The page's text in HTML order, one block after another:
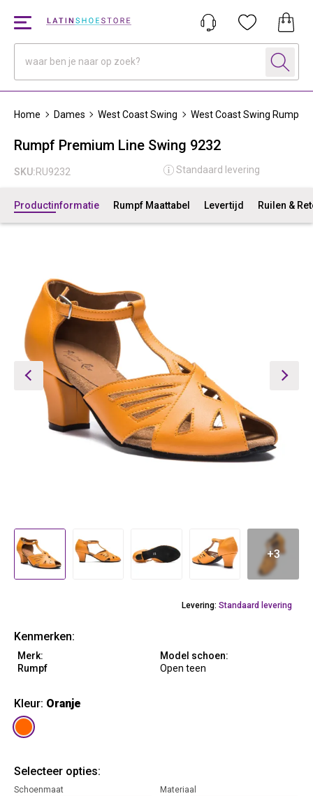
Home Dames West Coast Swing West Coast Swing Rumpf
Rumpf Premium Line Swing 9232
SKU:RU9232 Standaard levering
Productinformatie Rumpf Maattabel Levertijd Ruilen &
+3
Levering: Standaard levering
Kenmerken:
Merk:
Rumpf
Model schoen:
Open teen
Kleur: Oranje
Selecteer opties:
Schoenmaat
Materiaal